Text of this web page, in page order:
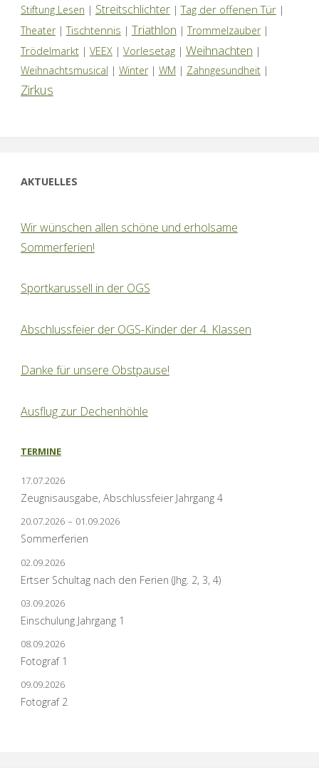
Stiftung Lesen | Streitschlichter|Tag der offenen Tür|
Theater|Tischtennis | Triathlon | Trommelzauber|
Trödelmarkt| VEEX | Vorlesetag| Weihnachten |
Weihnachtsmusical | Winter| WM | Zahngesundheit|
Zirkus
AKTUELLES
Wir wünschen allen schöne und erholsame
Sommerferien!
Sportkarussell in der OGS
Abschlussfeier der OGS-Kinder der 4. Klassen
Danke für unsere Obstpause!
Ausflug zur Dechenhöhle
TERMINE
17.07.2026
Zeugnisausgabe, Abschlussfeier Jahrgang 4
20.07.2026 – 01.09.2026
Sommerferien
02.09.2026
Ertser Schultag nach den Ferien (Jhg. 2, 3, 4)
03.09.2026
Einschulung Jahrgang 1
08.09.2026
Fotograf 1
09.09.2026
Fotograf 2